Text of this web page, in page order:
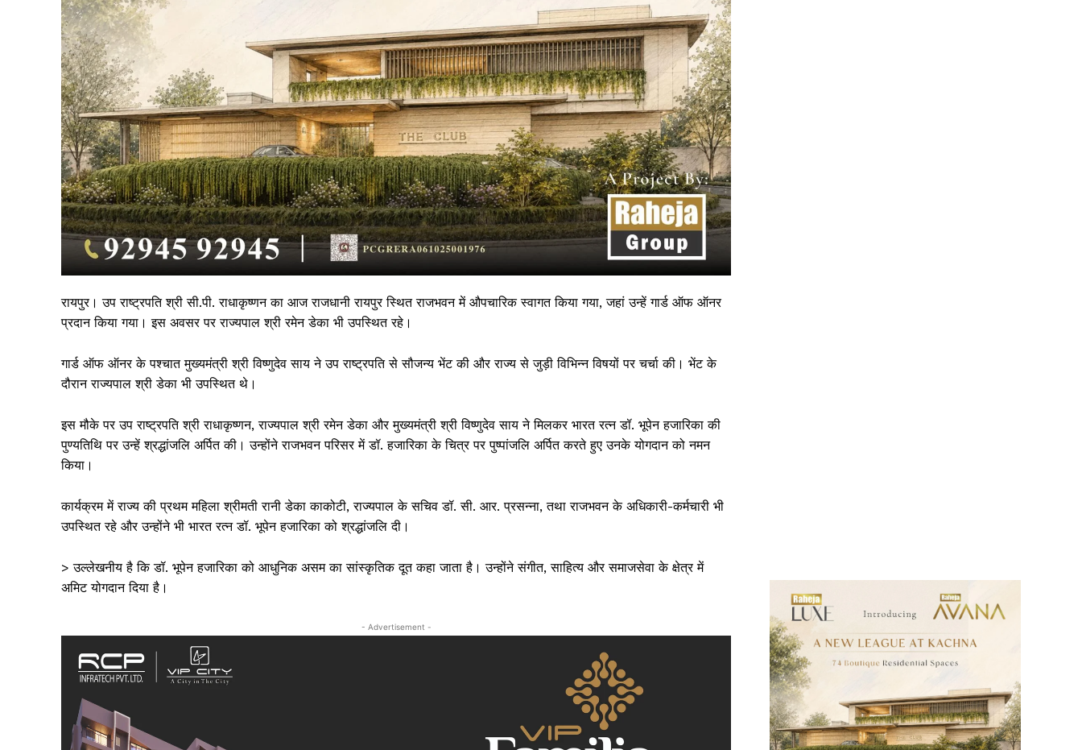
Khabarchalisa News
ई-पेपर
रायपुर। उप राष्ट्रपति श्री सी.पी. राधाकृष्णन का आज राजधानी रायपुर स्थित राजभवन में औपचारिक स्वागत किया गया, जहां उन्हें गार्ड ऑफ ऑनर
प्रदान किया गया। इस अवसर पर राज्यपाल श्री रमेन डेका भी उपस्थित रहे।
गार्ड ऑफ ऑनर के पश्चात मुख्यमंत्री श्री विष्णुदेव साय ने उप राष्ट्रपति से सौजन्य भेंट की और राज्य से जुड़ी विभिन्न विषयों पर चर्चा की। भेंट के
दौरान राज्यपाल श्री डेका भी उपस्थित थे।
इस मौके पर उप राष्ट्रपति श्री राधाकृष्णन, राज्यपाल श्री रमेन डेका और मुख्यमंत्री श्री विष्णुदेव साय ने मिलकर भारत रत्न डॉ. भूपेन हजारिका की
पुण्यतिथि पर उन्हें श्रद्धांजलि अर्पित की। उन्होंने राजभवन परिसर में डॉ. हजारिका के चित्र पर पुष्पांजलि अर्पित करते हुए उनके योगदान को नमन
किया।
कार्यक्रम में राज्य की प्रथम महिला श्रीमती रानी डेका काकोटी, राज्यपाल के सचिव डॉ. सी. आर. प्रसन्ना, तथा राजभवन के अधिकारी-कर्मचारी भी
उपस्थित रहे और उन्होंने भी भारत रत्न डॉ. भूपेन हजारिका को श्रद्धांजलि दी।
> उल्लेखनीय है कि डॉ. भूपेन हजारिका को आधुनिक असम का सांस्कृतिक दूत कहा जाता है। उन्होंने संगीत, साहित्य और समाजसेवा के क्षेत्र में
अमिट योगदान दिया है।
- Advertisement -